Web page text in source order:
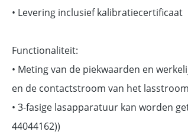
• Levering inclusief kalibratiecertificaat
Functionaliteit:
• Meting van de piekwaarden en
en de contactstroom van het
• 3-fasige lasapparatuur kan worden
44044162))